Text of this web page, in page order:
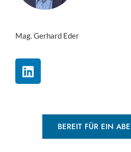
Mag. Gerhard Eder
BEREIT FÜR EIN